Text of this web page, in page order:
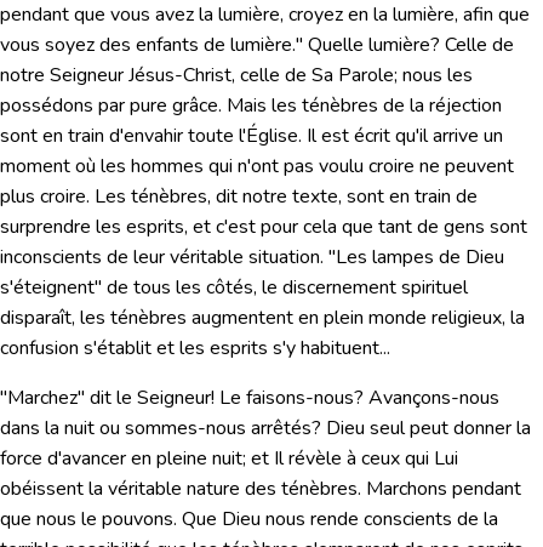
pendant que vous avez la lumière, croyez en la lumière, afin que
vous soyez des enfants de lumière." Quelle lumière? Celle de
notre Seigneur Jésus-Christ, celle de Sa Parole; nous les
possédons par pure grâce. Mais les ténèbres de la réjection
sont en train d'envahir toute l'Église. Il est écrit qu'il arrive un
moment où les hommes qui n'ont pas voulu croire ne peuvent
plus croire. Les ténèbres, dit notre texte, sont en train de
surprendre les esprits, et c'est pour cela que tant de gens sont
inconscients de leur véritable situation. "Les lampes de Dieu
s'éteignent" de tous les côtés, le discernement spirituel
disparaît, les ténèbres augmentent en plein monde religieux, la
confusion s'établit et les esprits s'y habituent...
"Marchez" dit le Seigneur! Le faisons-nous? Avançons-nous
dans la nuit ou sommes-nous arrêtés? Dieu seul peut donner la
force d'avancer en pleine nuit; et Il révèle à ceux qui Lui
obéissent la véritable nature des ténèbres. Marchons pendant
que nous le pouvons. Que Dieu nous rende conscients de la